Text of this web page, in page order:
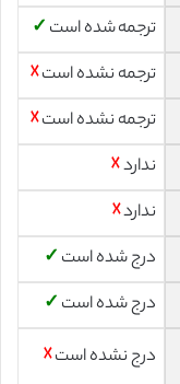
ترجمه شده است ✓
ترجمه نشده است☓
ترجمه نشده است☓
ندارد☓
ندارد☓
درج شده است ✓
درج شده است ✓
درج نشده است☓